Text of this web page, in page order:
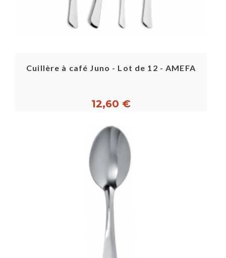
Cuillère à café Juno - Lot de 12 - AMEFA
12,60 €